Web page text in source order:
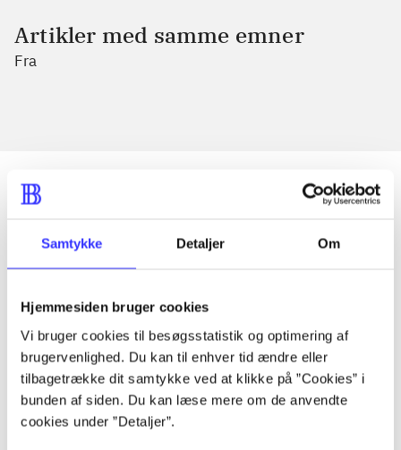
Samtykke Detaljer Om
Hjemmesiden bruger cookies
Vi bruger cookies til besøgsstatistik og optimering af
brugervenlighed. Du kan til enhver tid ændre eller
tilbagetrække dit samtykke ved at klikke på ”Cookies” i
bunden af siden. Du kan læse mere om de anvendte
cookies under ”Detaljer”.
Artikler med samme emner
Fra
Artikler
Alle registrerede artikler fordelt på udgivelser
...
...
...